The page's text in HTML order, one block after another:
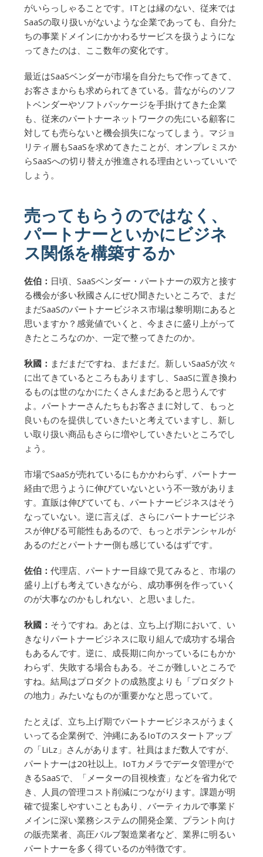
がいらっしゃることです。ITとは縁のない、従来では
SaaSの取り扱いがないような企業であっても、自分た
ちの事業ドメインにかかわるサービスを扱うようにな
ってきたのは、ここ数年の変化です。
最近はSaaSベンダーが市場を自分たちで作ってきて、
お客さまからも求められてきている。昔ながらのソフ
トベンダーやソフトパッケージを手掛けてきた企業
も、従来のパートナーネットワークの先にいる顧客に
対しても売らないと機会損失になってしまう。マジョ
リティ層もSaaSを求めてきたことが、オンプレミスか
らSaaSへの切り替えが推進される理由といっていいで
しょう。
売ってもらうのではなく、
パートナーといかにビジネ
ス関係を構築するか
佐伯： 日頃、SaaSベンダー・パートナーの双方と接す
る機会が多い秋國さんにぜひ聞きたいところで、まだ
まだSaaSのパートナービジネス市場は黎明期にあると
思いますか？感覚値でいくと、今まさに盛り上がって
きたところなのか、一定で整ってきたのか。
秋國： まだまだですね、まだまだ。新しいSaaSが次々
に出てきているところもありますし、SaaSに置き換わ
るものは世のなかにたくさんまだあると思うんです
よ。パートナーさんたちもお客さまに対して、もっと
良いものを提供していきたいと考えていますし、新し
い取り扱い商品もさらに増やしていきたいところでし
ょう。
市場でSaaSが売れているにもかかわらず、パートナー
経由で思うように伸びていないという不一致がありま
す。直販は伸びていても、パートナービジネスはそう
なっていない。逆に言えば、さらにパートナービジネ
スが伸びる可能性もあるので、もっとポテンシャルが
あるのだとパートナー側も感じているはずです。
佐伯： 代理店、パートナー目線で見てみると、市場の
盛り上げも考えていきながら、成功事例を作っていく
のが大事なのかもしれない、と思いました。
秋國： そうですね。あとは、立ち上げ期において、い
きなりパートナービジネスに取り組んで成功する場合
もあるんです。逆に、成長期に向かっているにもかか
わらず、失敗する場合もある。そこが難しいところで
すね。結局はプロダクトの成熟度よりも「プロダクト
の地力」みたいなものが重要かなと思っていて。
たとえば、立ち上げ期でパートナービジネスがうまく
いってる企業例で、沖縄にあるIoTのスタートアップ
の「LiLz」さんがあります。社員はまだ数人ですが、
パートナーは20社以上。IoTカメラでデータ管理がで
きるSaaSで、「メーターの目視検査」などを省力化で
き、人員の管理コスト削減につながります。課題が明
確で提案しやすいこともあり、バーティカルで事業ド
メインに深い業務システムの開発企業、プラント向け
の販売業者、高圧バルブ製造業者など、業界に明るい
パートナーを多く得ているのが特徴です。